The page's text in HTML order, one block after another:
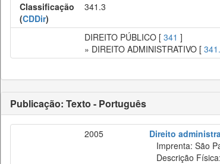
Classificação
(CDDir)
341.3
DIREITO PÚBLICO [ 341 ]
» DIREITO ADMINISTRATIVO [
Publicação: Texto - Português
2005
Direito
Imprenta: São
Descrição